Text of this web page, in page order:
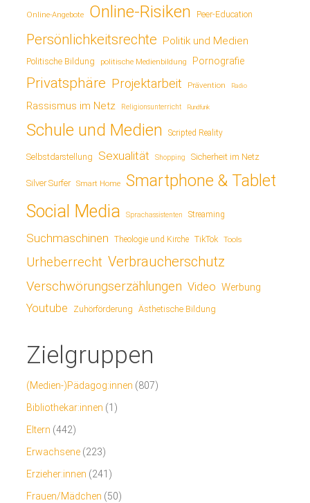
Online-Angebote Online-Risiken Peer-Education
Persönlichkeitsrechte Politik und Medien
Politische Bildung politische Medienbildung Pornografie
Privatsphäre Projektarbeit Prävention Radio
Rassismus im Netz Religionsunterricht Rundfunk
Schule und Medien Scripted Reality
Selbstdarstellung Sexualität Shopping Sicherheit im Netz
Silver Surfer Smart Home Smartphone & Tablet
Social Media Sprachassistenten Streaming
Suchmaschinen Theologie und Kirche TikTok Tools
Urheberrecht Verbraucherschutz
Verschwörungserzählungen Video Werbung
Youtube Zuhörförderung Ästhetische Bildung
Zielgruppen
(Medien-)Pädagog:innen (807)
Bibliothekar:innen (1)
Eltern (442)
Erwachsene (223)
Erzieher:innen (241)
Frauen/Mädchen (50)